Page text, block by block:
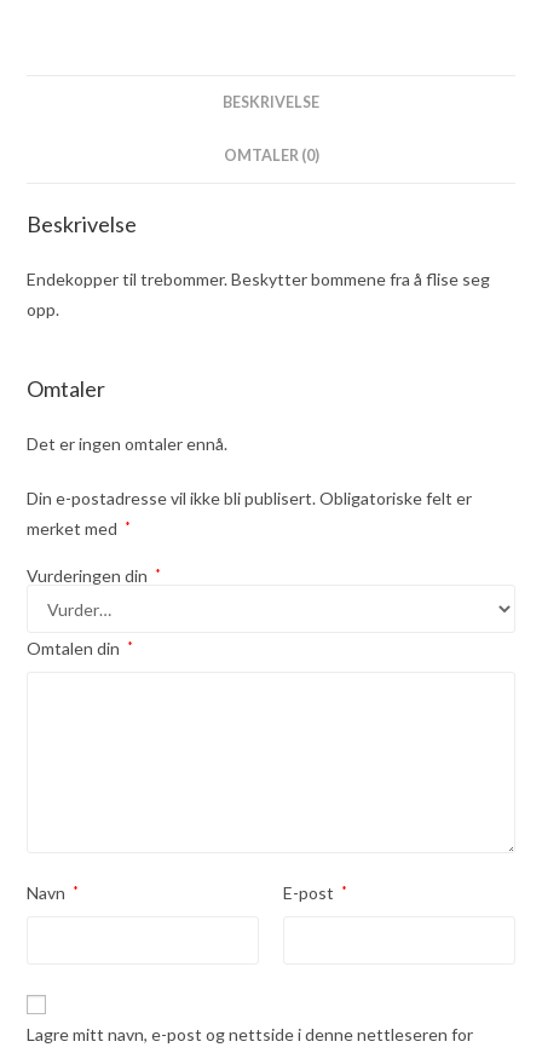
BESKRIVELSE
OMTALER (0)
Beskrivelse
Endekopper til trebommer. Beskytter bommene fra å flise seg
opp.
Omtaler
Det er ingen omtaler ennå.
Din e-postadresse vil ikke bli publisert. Obligatoriske felt er
merket med
*
Vurderingen din *
Omtalen din *
Navn * E-post *
Lagre mitt navn, e-post og nettside i denne nettleseren for